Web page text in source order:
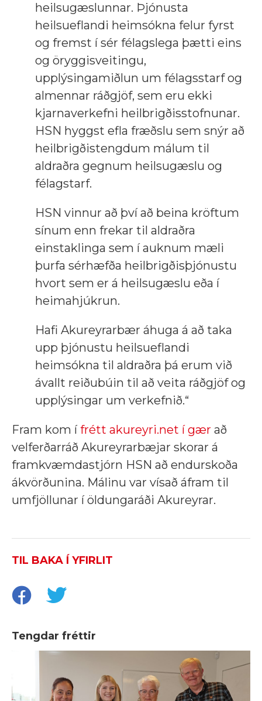
heilsugæslunnar. Þjónusta
heilsueflandi heimsókna felur fyrst
og fremst í sér félagslega þætti eins
og öryggisveitingu,
upplýsingamiðlun um félagsstarf og
almennar ráðgjöf, sem eru ekki
kjarnaverkefni heilbrigðisstofnunar.
HSN hyggst efla fræðslu sem snýr að
heilbrigðistengdum málum til
aldraðra gegnum heilsugæslu og
félagstarf.
HSN vinnur að því að beina kröftum
sínum enn frekar til aldraðra
einstaklinga sem í auknum mæli
þurfa sérhæfða heilbrigðisþjónustu
hvort sem er á heilsugæslu eða í
heimahjúkrun.
Hafi Akureyrarbær áhuga á að taka
upp þjónustu heilsueflandi
heimsókna til aldraðra þá erum við
ávallt reiðubúin til að veita ráðgjöf og
upplýsingar um verkefnið.“
Fram kom ífrétt akureyri.net í gær að
velferðarráð Akureyrarbæjar skorar á
framkvæmdastjórn HSN að endurskoða
ákvörðunina. Málinu var vísað áfram til
umfjöllunar í öldungaráði Akureyrar.
TIL BAKA Í YFIRLIT
Tengdar fréttir